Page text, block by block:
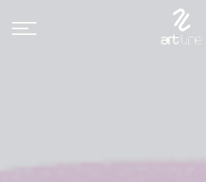
Panneau de gestion des cookies